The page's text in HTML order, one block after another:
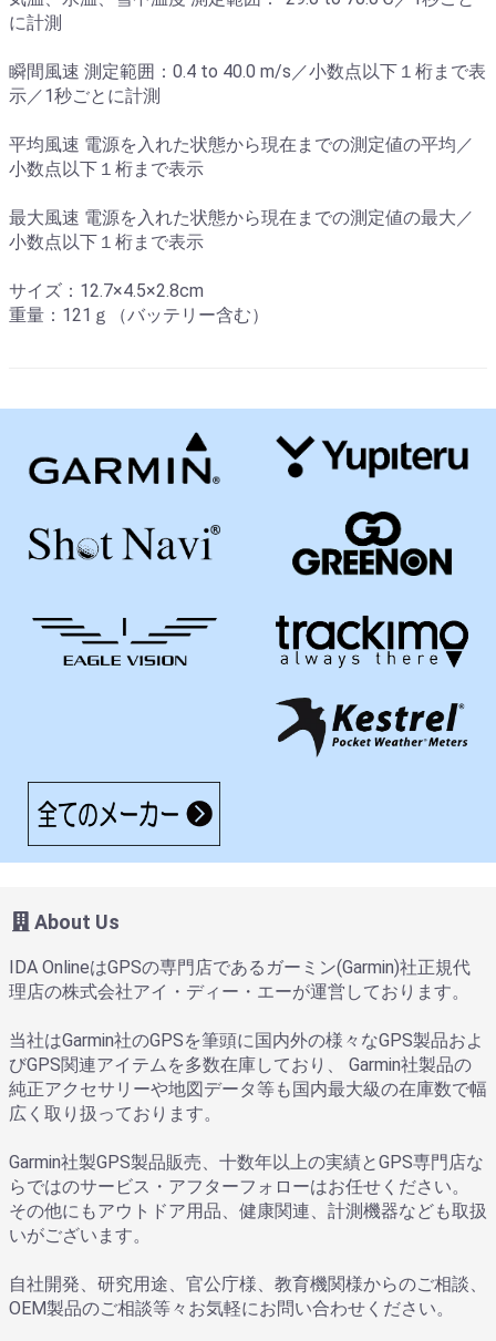
に計測
瞬間風速 測定範囲：0.4 to 40.0 m/s／小数点以下１桁まで表
示／1秒ごとに計測
平均風速 電源を入れた状態から現在までの測定値の平均／
小数点以下１桁まで表示
最大風速 電源を入れた状態から現在までの測定値の最大／
小数点以下１桁まで表示
サイズ：12.7×4.5×2.8cm
重量：121ｇ（バッテリー含む）
About Us
IDA OnlineはGPSの専門店であるガーミン(Garmin)社正規代
理店の株式会社アイ・ディー・エーが運営しております。
当社はGarmin社のGPSを筆頭に国内外の様々なGPS製品およ
びGPS関連アイテムを多数在庫しており、 Garmin社製品の
純正アクセサリーや地図データ等も国内最大級の在庫数で幅
広く取り扱っております。
Garmin社製GPS製品販売、十数年以上の実績とGPS専門店な
らではのサービス・アフターフォローはお任せください。
その他にもアウトドア用品、健康関連、計測機器なども取扱
いがございます。
自社開発、研究用途、官公庁様、教育機関様からのご相談、
OEM製品のご相談等々お気軽にお問い合わせください。